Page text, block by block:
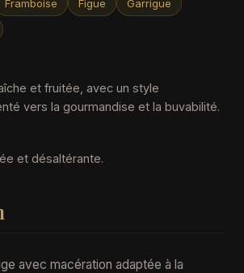
Framboise Figue
Garrigue
et fruitée, avec un style
vers la gourmandise et la buvabilité.
et désaltérante.
avec macération adaptée à la